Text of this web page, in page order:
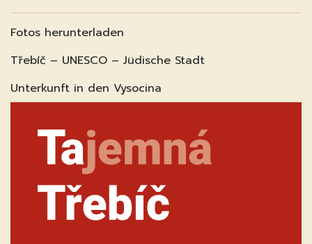
Fotos herunterladen
Třebíč – UNESCO – Jüdische Stadt
Unterkunft in den Vysocina